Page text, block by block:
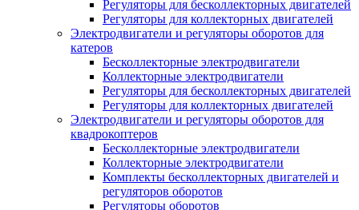
Регуляторы для бесколлекторных двигателей
Регуляторы для коллекторных двигателей
Электродвигатели и регуляторы оборотов для
катеров
Бесколлекторные электродвигатели
Коллекторные электродвигатели
Регуляторы для бесколлекторных двигателей
Регуляторы для коллекторных двигателей
Электродвигатели и регуляторы оборотов для
квадрокоптеров
Бесколлекторные электродвигатели
Коллекторные электродвигатели
Комплекты бесколлекторных двигателей и
регуляторов оборотов
Регуляторы оборотов